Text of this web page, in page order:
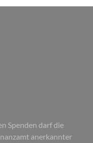
Spenden darf die
anerkannter